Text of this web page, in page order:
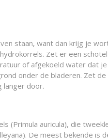
staan, want dan krijg je
Zet er een
of afgekoeld water dat
onder de bladeren. Zet
langer door.
(Primula auricula), die
De meest bekende is